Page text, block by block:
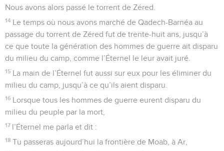
Nous avons alors passé le torrent de Zéred.
14 Le temps où nous avons marché de Qadech-Barnéa au
passage du torrent de Zéred fut de trente-huit ans, jusqu’à
ce que toute la génération des hommes de guerre ait disparu
du milieu du camp, comme l’Éternel le leur avait juré.
15 La main de l’Éternel fut aussi sur eux pour les éliminer du
milieu du camp, jusqu’à ce qu’ils aient disparu.
16 Lorsque tous les hommes de guerre eurent disparu du
milieu du peuple par la mort,
17 l’Éternel me parla et dit :
18 Tu passeras aujourd’hui la frontière de Moab, à Ar,